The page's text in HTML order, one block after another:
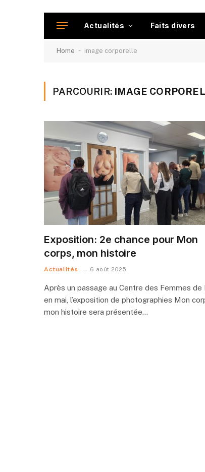
Actualités Faits divers
Home - image corporelle
PARCOURIR: IMAGE
Exposition: 2e chance pour Mon
corps, mon histoire
Actualités 6 août 2025
Après un passage au Centre des Femmes de
en mai, l’exposition de photographies Mon
mon histoire sera présentée…